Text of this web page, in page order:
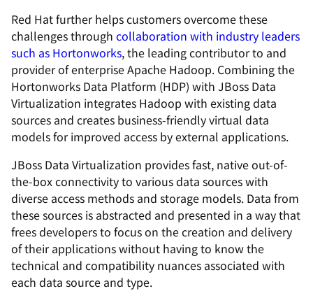
Red Hat further helps customers overcome these
challenges through collaboration with industry leaders
such as Hortonworks, the leading contributor to and
provider of enterprise Apache Hadoop. Combining the
Hortonworks Data Platform (HDP) with JBoss Data
Virtualization integrates Hadoop with existing data
sources and creates business-friendly virtual data
models for improved access by external applications.
JBoss Data Virtualization provides fast, native out-of-
the-box connectivity to various data sources with
diverse access methods and storage models. Data from
these sources is abstracted and presented in a way that
frees developers to focus on the creation and delivery
of their applications without having to know the
technical and compatibility nuances associated with
each data source and type.